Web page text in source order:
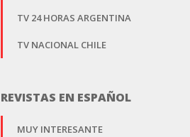
TV 24 HORAS ARGENTINA
TV NACIONAL CHILE
REVISTAS EN ESPAÑOL
MUY INTERESANTE